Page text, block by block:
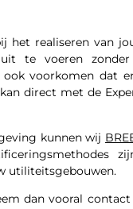
het realiseren van
te voeren
voorkomen dat
direct met de
kunnen wij
utiliteitsgebouwen.
dan vooral